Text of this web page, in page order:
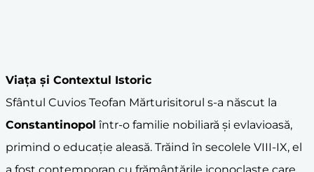
Viața și Contextul Istoric
Sfântul Cuvios Teofan Mărturisitorul s-a născut la
Constantinopol într-o familie nobiliară și evlavioasă,
primind o educație aleasă. Trăind în secolele VIII-IX, el